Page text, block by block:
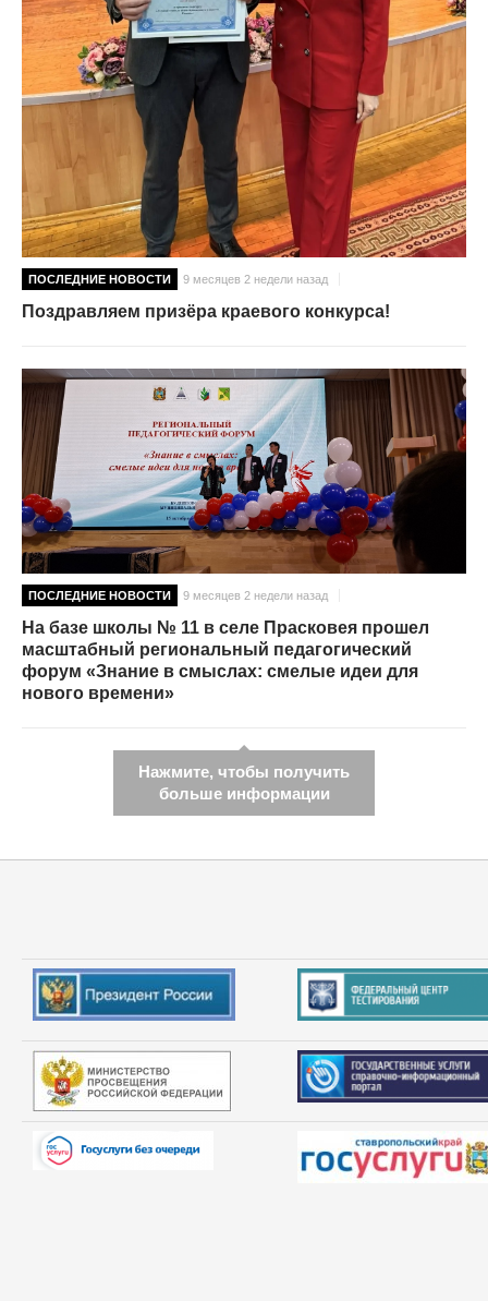
ПОСЛЕДНИЕ НОВОСТИ 9 месяцев 2 недели назад
Поздравляем призёра краевого конкурса!
ПОСЛЕДНИЕ НОВОСТИ 9 месяцев 2 недели назад
На базе школы № 11 в селе Прасковея прошел
масштабный региональный педагогический
форум «Знание в смыслах: смелые идеи для
нового времени»
Нажмите, чтобы получить
больше информации